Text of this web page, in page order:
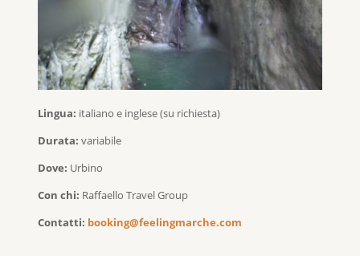
Lingua: italiano e inglese (su richiesta)
Durata: variabile
Dove: Urbino
Con chi: Raffaello Travel Group
Contatti: booking@feelingmarche.com